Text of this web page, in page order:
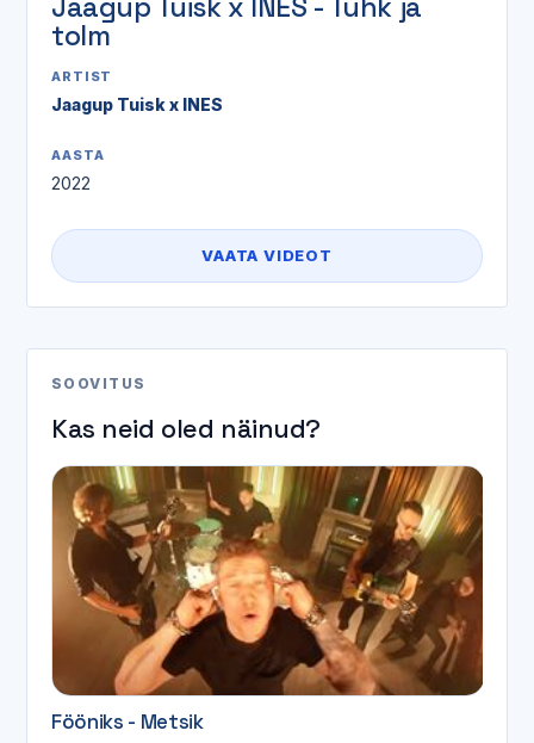
Jaagup Tuisk x INES - Tuhk ja
tolm
ARTIST
Jaagup Tuisk x INES
AASTA
2022
VAATA VIDEOT
SOOVITUS
Kas neid oled näinud?
Fööniks - Metsik